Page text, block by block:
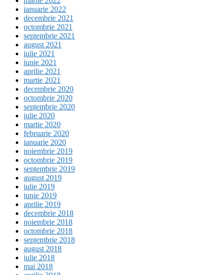
ianuarie 2022
decembrie 2021
octombrie 2021
septembrie 2021
august 2021
iulie 2021
iunie 2021
aprilie 2021
martie 2021
decembrie 2020
octombrie 2020
septembrie 2020
iulie 2020
martie 2020
februarie 2020
ianuarie 2020
noiembrie 2019
octombrie 2019
septembrie 2019
august 2019
iulie 2019
iunie 2019
aprilie 2019
decembrie 2018
noiembrie 2018
octombrie 2018
septembrie 2018
august 2018
iulie 2018
mai 2018